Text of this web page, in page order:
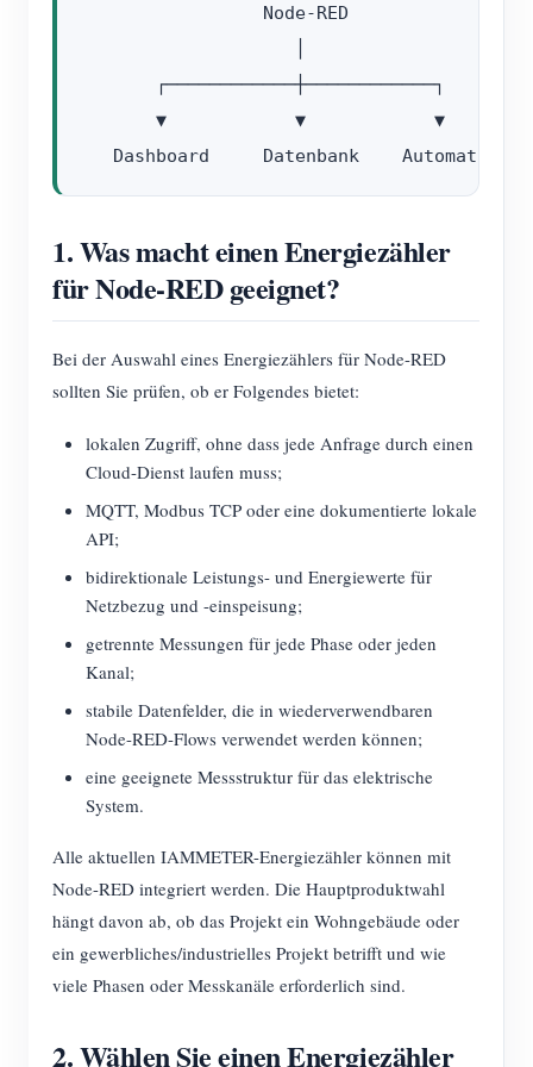
                 Node-RED
       ┌────────────┼────────────┐
       ▼            ▼            ▼
1. Was macht einen Energiezähler
für Node-RED geeignet?
Bei der Auswahl eines Energiezählers für Node-RED
sollten Sie prüfen, ob er Folgendes bietet:
lokalen Zugriff, ohne dass jede Anfrage durch einen
Cloud-Dienst laufen muss;
MQTT, Modbus TCP oder eine dokumentierte lokale
API;
bidirektionale Leistungs- und Energiewerte für
Netzbezug und -einspeisung;
getrennte Messungen für jede Phase oder jeden
Kanal;
stabile Datenfelder, die in wiederverwendbaren
Node-RED-Flows verwendet werden können;
eine geeignete Messstruktur für das elektrische
System.
Alle aktuellen IAMMETER-Energiezähler können mit
Node-RED integriert werden. Die Hauptproduktwahl
hängt davon ab, ob das Projekt ein Wohngebäude oder
ein gewerbliches/industrielles Projekt betrifft und wie
viele Phasen oder Messkanäle erforderlich sind.
2. Wählen Sie einen Energiezähler